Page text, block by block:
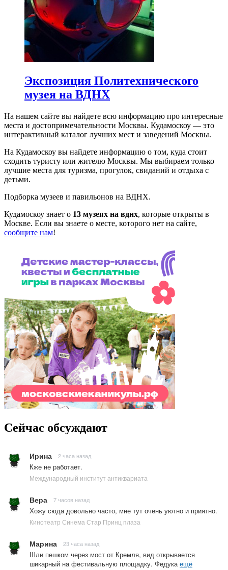
Экспозиция Политехнического
музея на ВДНХ
На нашем сайте вы найдете всю информацию про интересные
места и достопримечательности Москвы. Кудамоскоу — это
интерактивный каталог лучших мест и заведений Москвы.
На Кудамоскоу вы найдете информацию о том, куда стоит
сходить туристу или жителю Москвы. Мы выбираем только
лучшие места для туризма, прогулок, свиданий и отдыха с
детьми.
Подборка музеев и павильонов на ВДНХ.
Кудамоскоу знает о 13 музеях на вднх, которые открыты в
Москве. Если вы знаете о месте, которого нет на сайте,
сообщите нам!
Сейчас обсуждают
Ирина 2 часа назад
Кже не работает.
Международный институт антиквариата
Вера 7 часов назад
Хожу сюда довольно часто, мне тут очень уютно и приятно.
Кинотеатр Синема Стар Принц плаза
Марина 23 часа назад
Шли пешком через мост от Кремля, вид открывается
шикарный на фестивальную площадку. Федукаещё